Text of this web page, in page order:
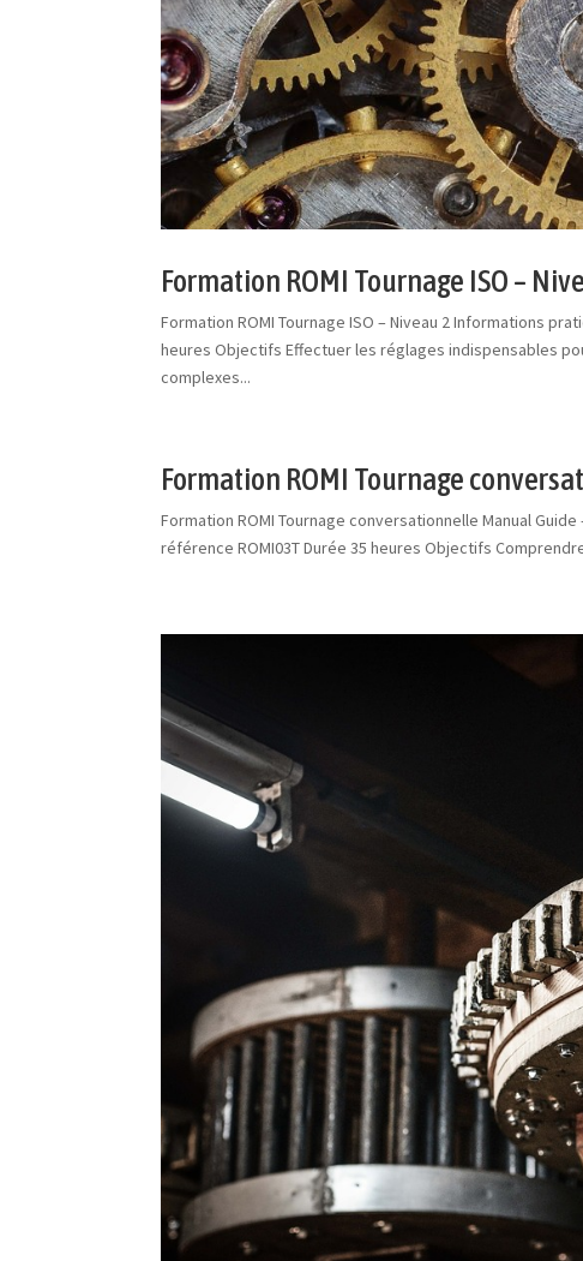
Formation ROMI Tournage ISO –
Formation ROMI Tournage ISO – Niveau 2 Informations
heures Objectifs Effectuer les réglages indispensables
complexes...
Formation ROMI Tournage
Formation ROMI Tournage conversationnelle Manual
référence ROMI03T Durée 35 heures Objectifs